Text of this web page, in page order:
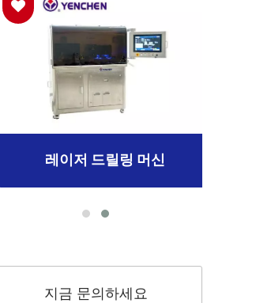
레이저 드릴링 머신
지금 문의하세요